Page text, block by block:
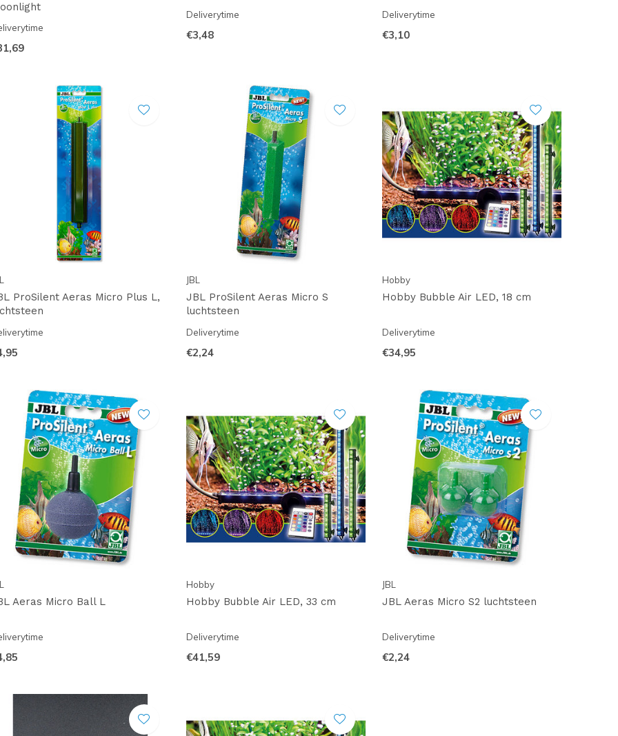
Deliverytime
€3,48
Deliverytime
€3,10
ProSilent Aeras Micro Plus L,
JBL
JBL ProSilent Aeras Micro S
luchtsteen
Deliverytime
€2,24
Hobby
Hobby Bubble Air LED, 18 cm
Deliverytime
€34,95
Aeras Micro Ball L
Hobby
Hobby Bubble Air LED, 33 cm
Deliverytime
€41,59
JBL
JBL Aeras Micro S2 luchtsteen
Deliverytime
€2,24